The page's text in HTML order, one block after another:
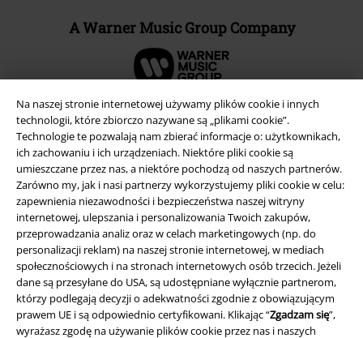
Na naszej stronie internetowej używamy plików cookie i innych
technologii, które zbiorczo nazywane są „plikami cookie”.
Technologie te pozwalają nam zbierać informacje o: użytkownikach,
ich zachowaniu i ich urządzeniach. Niektóre pliki cookie są
umieszczane przez nas, a niektóre pochodzą od naszych partnerów.
Zarówno my, jak i nasi partnerzy wykorzystujemy pliki cookie w celu:
zapewnienia niezawodności i bezpieczeństwa naszej witryny
internetowej, ulepszania i personalizowania Twoich zakupów,
przeprowadzania analiz oraz w celach marketingowych (np. do
personalizacji reklam) na naszej stronie internetowej, w mediach
społecznościowych i na stronach internetowych osób trzecich. Jeżeli
dane są przesyłane do USA, są udostępniane wyłącznie partnerom,
którzy podlegają decyzji o adekwatności zgodnie z obowiązującym
prawem UE i są odpowiednio certyfikowani. Klikając “Zgadzam się”,
wyrażasz zgodę na używanie plików cookie przez nas i naszych
A Warner Music Group Company
Informacje prawne
Regulamin
Dane firmy